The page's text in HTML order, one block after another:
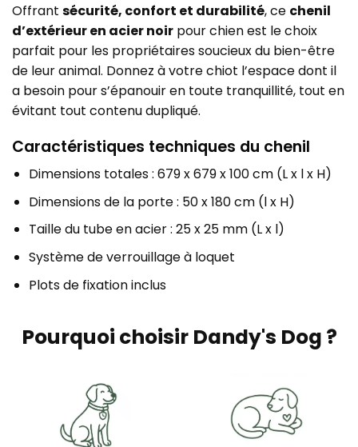
Offrant sécurité, confort et durabilité, ce chenil
d’extérieur en acier noir pour chien est le choix
parfait pour les propriétaires soucieux du bien-être
de leur animal. Donnez à votre chiot l’espace dont il
a besoin pour s’épanouir en toute tranquillité, tout en
évitant tout contenu dupliqué.
Caractéristiques techniques du chenil
Dimensions totales : 679 x 679 x 100 cm (L x l x H)
Dimensions de la porte : 50 x 180 cm (l x H)
Taille du tube en acier : 25 x 25 mm (L x l)
Système de verrouillage à loquet
Plots de fixation inclus
Pourquoi choisir Dandy's Dog ?